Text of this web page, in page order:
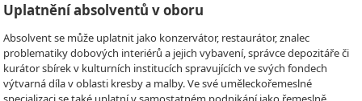
Uplatnění absolventů v oboru
Absolvent se může uplatnit jako konzervátor, restaurátor, znalec
problematiky dobových interiérů a jejich vybavení, správce depozitáře či
kurátor sbírek v kulturních institucích spravujících ve svých fondech
výtvarná díla v oblasti kresby a malby. Ve své uměleckořemeslné